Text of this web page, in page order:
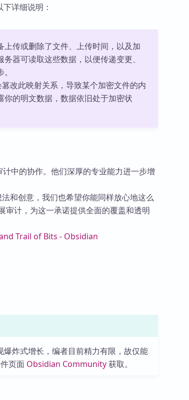
详细说明：
传或删除了文件、上传时间，以及加
器可读取这些数据，以便传递变更、
改此映射关系，导致某个加密文件的内
的明文数据，数据依旧处于加密状
中的协作。他们深厚的专业能力进一步增
和创意，我们也希望你能同样放心地这么
审计，为这一承诺提供全面的覆盖和透明
Trail of Bits - Obsidian
炸式增长，编者目前精力有限，故仅能
页面 Obsidian Community获取。